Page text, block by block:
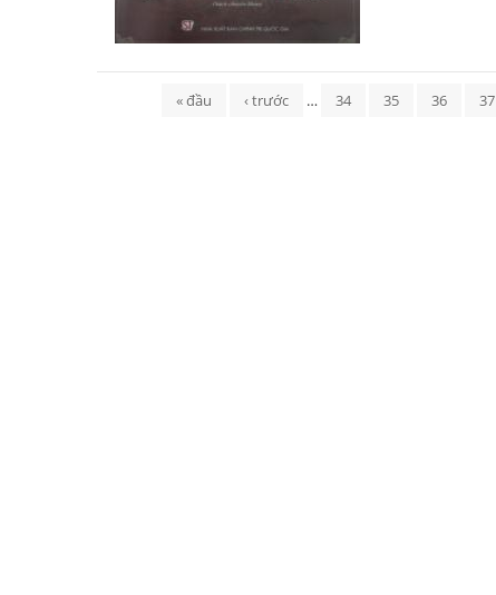
« đầu ‹ trước … 34 35 36 37